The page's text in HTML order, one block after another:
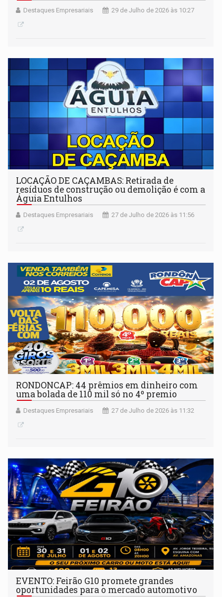
Destaques Empresariais 29 de Julho de 2026 às 10:27
LOCAÇÃO DE CAÇAMBAS: Retirada de
resíduos de construção ou demolição é com a
Águia Entulhos
Destaques Empresariais 27 de Julho de 2026 às 11:56
RONDONCAP: 44 prêmios em dinheiro com
uma bolada de 110 mil só no 4º premio
Destaques Empresariais 27 de Julho de 2026 às 11:32
EVENTO: Feirão G10 promete grandes
oportunidades para o mercado automotivo